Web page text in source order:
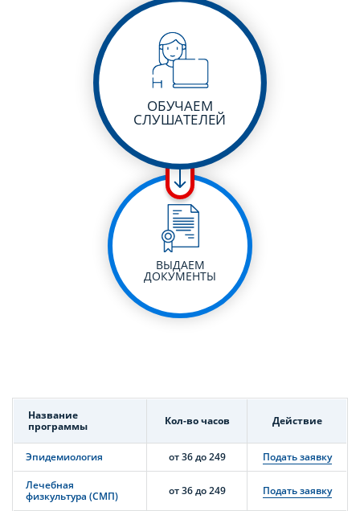
ОБУЧАЕМ
СЛУШАТЕЛЕЙ
ВЫДАЕМ
ДОКУМЕНТЫ
Название
программы
Кол-во часов Действие
Эпидемиология от 36 до 249 Подать заявку
Лечебная
физкультура (СМП)
от 36 до 249 Подать заявку